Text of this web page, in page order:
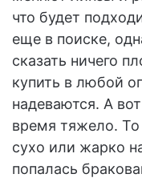
что будет
еще в поиске,
сказать ничего
купить в любой
надеваются. А
время тяжело. То
сухо или жарко
попалась